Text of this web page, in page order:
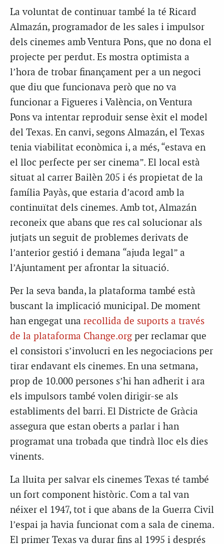
La voluntat de continuar també la té Ricard
Almazán, programador de les sales i impulsor
dels cinemes amb Ventura Pons, que no dona el
projecte per perdut. Es mostra optimista a
l’hora de trobar finançament per a un negoci
que diu que funcionava però que no va
funcionar a Figueres i València, on Ventura
Pons va intentar reproduir sense èxit el model
del Texas. En canvi, segons Almazán, el Texas
tenia viabilitat econòmica i, a més, “estava en
el lloc perfecte per ser cinema”. El local està
situat al carrer Bailèn 205 i és propietat de la
família Payàs, que estaria d’acord amb la
continuïtat dels cinemes. Amb tot, Almazán
reconeix que abans que res cal solucionar als
jutjats un seguit de problemes derivats de
l’anterior gestió i demana “ajuda legal” a
l’Ajuntament per afrontar la situació.
Per la seva banda, la plataforma també està
buscant la implicació municipal. De moment
han engegat una recollida de suports a través
de la plataforma Change.orgper reclamar que
el consistori s’involucri en les negociacions per
tirar endavant els cinemes. En una setmana,
prop de 10.000 persones s’hi han adherit i ara
els impulsors també volen dirigir-se als
establiments del barri. El Districte de Gràcia
assegura que estan oberts a parlar i han
programat una trobada que tindrà lloc els dies
vinents.
La lluita per salvar els cinemes Texas té també
un fort component històric. Com a tal van
néixer el 1947, tot i que abans de la Guerra Civil
l’espai ja havia funcionat com a sala de cinema.
El primer Texas va durar fins al 1995 i després